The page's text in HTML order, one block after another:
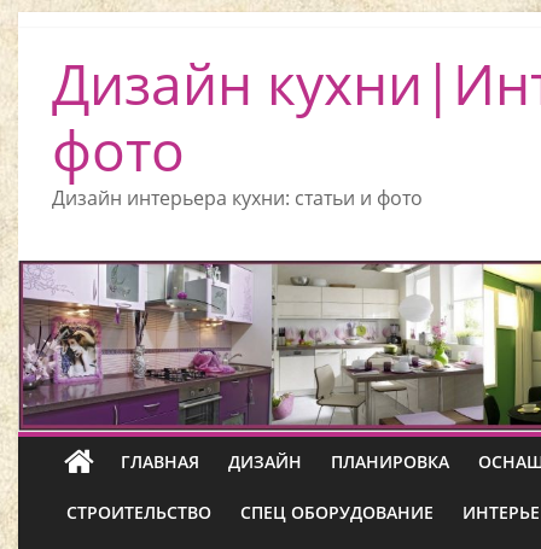
Дизайн
фото
Дизайн интерьера кухни: статьи и фото
ГЛАВНАЯ ДИЗАЙН ПЛАНИРОВКА
СТРОИТЕЛЬСТВО СПЕЦ ОБОРУДОВАНИЕ